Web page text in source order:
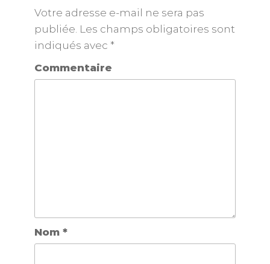
Votre adresse e-mail ne sera pas
publiée. Les champs obligatoires sont
indiqués avec *
Commentaire
Nom *